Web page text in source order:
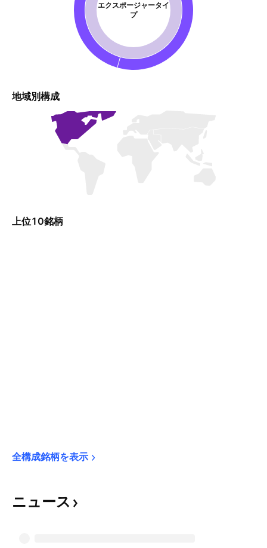
エクスポージャータイ
プ
地域別構成
上位10銘柄
全構成銘柄を表示
ニュース